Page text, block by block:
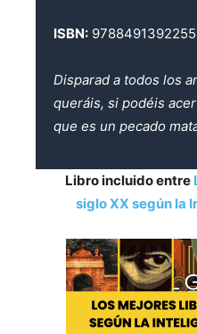
ISBN: 9788491392255
Disparad a todos los
queráis, si podéis
que es un pecado
Libro incluido entre
siglo XX según la